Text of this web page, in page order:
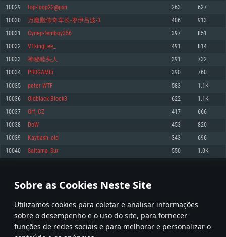
Sobre as Cookies Neste Site
Utilizamos cookies para coletar e analisar informações
sobre o desempenho e o uso do site, para fornecer
funções de redes sociais e para melhorar e personalizar o
Processador: Dual-Core 2.2 GHz
Memória: 4GB
Placa Gráfica: Placa com DirectX 11: AMD Radeon 77XX / NVIDIA GeForce
GTX 660. Resolução mínima suportada: 720p
Network: Internet de banda larga.
Disco: 23,1 GB
Recomendado
superior, Radeon RX 570 ou superior
Disco: 75,9 GB
Processador: Core i5 2.2GHz mínimo (Intel Xeon não suportado)
Memória: 6 GB
Placa Gráfica: Intel Iris Pro 5200 (Mac), equivalentes AMD/Nvidia para Mac.
Resolução mínima suportada: 720p com suporte Metal.
Network: Internet de banda larga.
Disco: 21,5 GB
Recomendado
Network: Internet de banda larga.
Processador: Dual-Core 2.4 GHz
Memória: 4 GB
Placa Gráfica: NVIDIA 660 com os drivers mais recentes (não mais de 6
meses) / equivalentes AMD com os drivers mais recentes com suporte
Vulkan (não mais de 6 meses); Resolução mínima suportada: 720p.
Network: Internet de banda larga.
Disco: 21,5 GB
Recomendado
Sistema Operativo: Ubuntu 20.04 64bit
Processador: Intel Core i7
Memória: 16 GB
Placa Gráfica: NVIDIA 1060 com os drivers mais recentes (não mais de 6
meses) / equivalentes AMD (Radeon RX 570) com os drivers mais recentes
Network: Internet de banda larga.
10029 top-loop22@psn 263 627
10030 万魔殿传奇车长-枣伊吕波-3 406 913
10031 Супер-femboy356 397 851
10032 V1kingLee_ 491 814
10033 神秘睦头人 391 732
10034 PR0GAMEr 390 760
10035 peter WTF 583 1.1K
10036 Oldblack-Block3 622 1.1K
10037 Orf_CZ 417 666
10038 DoW 453 820
10039 Kaydash_old 343 696
10040 Saitama_Sur 550 1.0K